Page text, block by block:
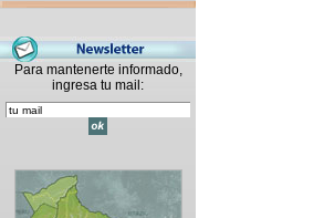
Para mantenerte informado,
ingresa tu mail: